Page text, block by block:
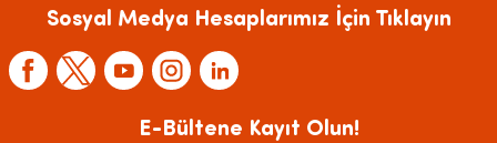
Sosyal Medya Hesaplarımız İçin Tıklayın
E-Bültene Kayıt Olun!